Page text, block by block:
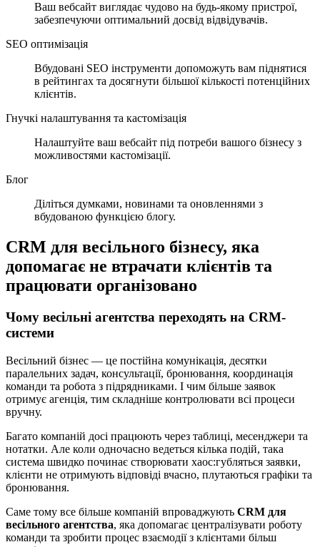
Ваш вебсайт виглядає чудово на будь-якому пристрої,
забезпечуючи оптимальний досвід відвідувачів.
SEO оптимізація
Вбудовані SEO інструменти допоможуть вам піднятися
в рейтингах та досягнути більшої кількості потенційних
клієнтів.
Гнучкі налаштування та кастомізація
Налаштуйте ваш вебсайт під потреби вашого бізнесу з
можливостями кастомізації.
Блог
Діліться думками, новинами та оновленнями з
вбудованою функцією блогу.
CRM для весільного бізнесу, яка
допомагає не втрачати клієнтів та
працювати організовано
Чому весільні агентства переходять на CRM-
системи
Весільний бізнес — це постійна комунікація, десятки
паралельних задач, консультації, бронювання, координація
команди та робота з підрядниками. І чим більше заявок
отримує агенція, тим складніше контролювати всі процеси
вручну.
Багато компаній досі працюють через таблиці, месенджери та
нотатки. Але коли одночасно ведеться кілька подій, така
система швидко починає створювати хаос:губляться заявки,
клієнти не отримують відповіді вчасно, плутаються графіки та
бронювання.
Саме тому все більше компаній впроваджують CRM для
весільного агентства, яка допомагає централізувати роботу
команди та зробити процес взаємодії з клієнтами більш